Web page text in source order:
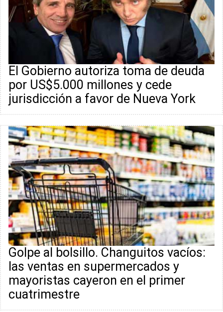
El Gobierno autoriza toma de deuda
por US$5.000 millones y cede
jurisdicción a favor de Nueva York
Golpe al bolsillo. Changuitos vacíos:
las ventas en supermercados y
mayoristas cayeron en el primer
cuatrimestre